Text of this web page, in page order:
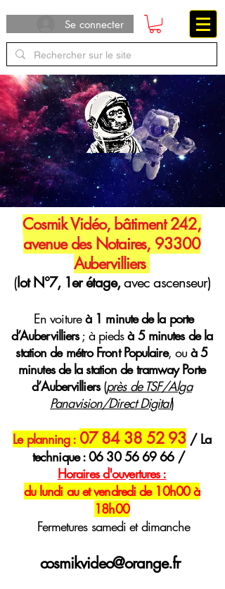
Se connecter
Cosmik Vidéo, bâtiment 242,
avenue des Notaires, 93300
Aubervilliers
(lot N°7, 1er étage,avec ascenseur)
En voitureà 1 minute de la porte
d’Aubervilliers; à piedsà 5 minutes de la
station de métro Front Populaire, ouà 5
minutes de la station de tramway Porte
d’Aubervilliers(près de TSF/Alga
Panavision/Direct Digital)
Le planning : 07 84 38 52 93 / La
technique :06 30 56 69 66/
Horairesd'ouvertures :
du lundi au et vendredi de 10h00 à
18h00
Fermetures samedi et dimanche
cosmikvideo@orange.fr